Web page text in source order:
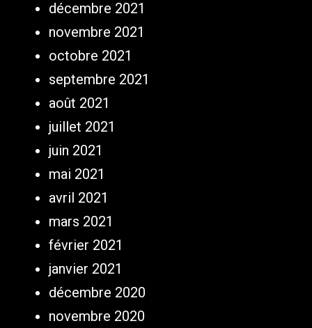
décembre 2021
novembre 2021
octobre 2021
septembre 2021
août 2021
juillet 2021
juin 2021
mai 2021
avril 2021
mars 2021
février 2021
janvier 2021
décembre 2020
novembre 2020